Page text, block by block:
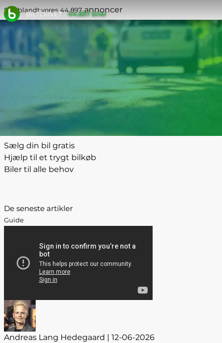
BILTORVET 44.897 biler
Søg blandt vores 44.897annoncer
Sælg din bil gratis
Hjælp til et trygt bilkøb
Biler til alle behov
De seneste artikler
Guide
Andreas Lang Hedegaard | 12-06-2026